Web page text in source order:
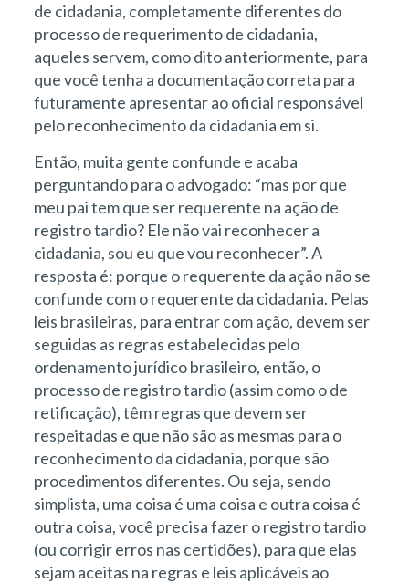
de cidadania, completamente diferentes do
processo de requerimento de cidadania,
aqueles servem, como dito anteriormente, para
que você tenha a documentação correta para
futuramente apresentar ao oficial responsável
pelo reconhecimento da cidadania em si.
Então, muita gente confunde e acaba
perguntando para o advogado: “mas por que
meu pai tem que ser requerente na ação de
registro tardio? Ele não vai reconhecer a
cidadania, sou eu que vou reconhecer”. A
resposta é: porque o requerente da ação não se
confunde com o requerente da cidadania. Pelas
leis brasileiras, para entrar com ação, devem ser
seguidas as regras estabelecidas pelo
ordenamento jurídico brasileiro, então, o
processo de registro tardio (assim como o de
retificação), têm regras que devem ser
respeitadas e que não são as mesmas para o
reconhecimento da cidadania, porque são
procedimentos diferentes. Ou seja, sendo
simplista, uma coisa é uma coisa e outra coisa é
outra coisa, você precisa fazer o registro tardio
(ou corrigir erros nas certidões), para que elas
sejam aceitas na regras e leis aplicáveis ao